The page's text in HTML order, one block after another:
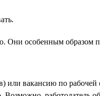
Они особенным образом
или вакансию по рабочей